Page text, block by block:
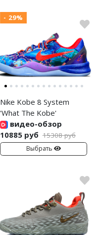
- 29%
Nike Kobe 8 System
'What The Kobe'
видео-обзор
10885 руб 15308 руб
Выбрать